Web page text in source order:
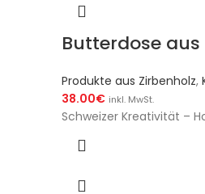
Butterdose aus
Produkte aus Zirbenholz,
38.00€ inkl. MwSt.
Schweizer Kreativität –